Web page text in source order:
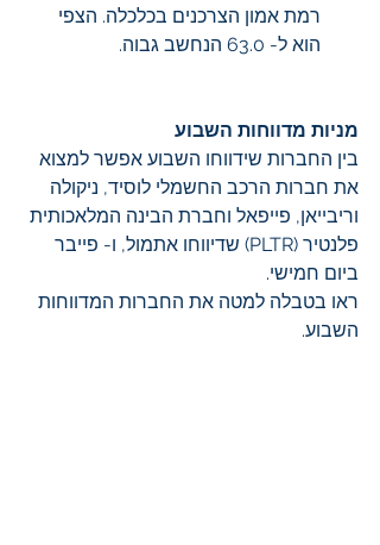
רמת אמון הצרכנים בכלכלה. הצפי
הוא ל- 63.0 הנחשב גבוה.
מניות מדווחות השבוע
בין החברות שידווחו השבוע אפשר למצוא
את חברות הרכב החשמלי לוסיד, ניקולה
וריבייאן, פייפאל וחברת הבינה המלאכותית
פלנטיר (PLTR) שדיווחו אתמול, ו- פייבר
ביום חמישי.
ראו בטבלה למטה את החברות המדווחות
השבוע.